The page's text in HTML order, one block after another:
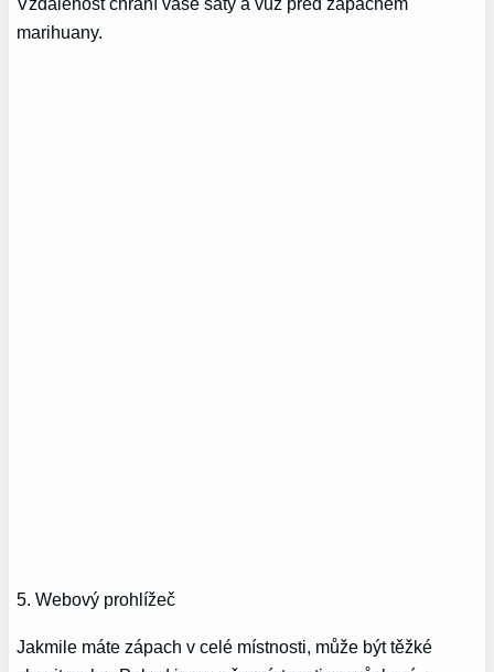
marihuany.
5. Webový prohlížeč
Jakmile máte zápach v celé místnosti, může být těžké